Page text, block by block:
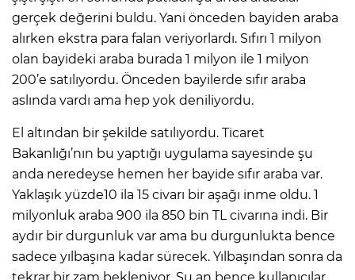
gerçek değerini buldu. Yani önceden bayiden araba
alırken ekstra para falan veriyorlardı. Sıfırı 1 milyon
olan bayideki araba burada 1 milyon ile 1 milyon
200’e satılıyordu. Önceden bayilerde sıfır araba
aslında vardı ama hep yok deniliyordu.
El altından bir şekilde satılıyordu. Ticaret
Bakanlığı’nın bu yaptığı uygulama sayesinde şu
anda neredeyse hemen her bayide sıfır araba var.
Yaklaşık yüzde10 ila 15 civarı bir aşağı inme oldu. 1
milyonluk araba 900 ila 850 bin TL civarına indi. Bir
aydır bir durgunluk var ama bu durgunlukta bence
sadece yılbaşına kadar sürecek. Yılbaşından sonra da